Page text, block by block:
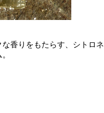
香りをもたらす、シトロネ